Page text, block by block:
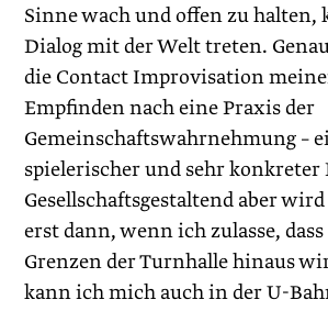
Sinne wach und offen zu halten,
Dialog mit der Welt treten.
die Contact Improvisation
Empfinden nach eine Praxis der
Gemeinschaftswahrnehmung –
spielerischer und sehr
Gesellschaftsgestaltend aber
erst dann, wenn ich zulasse,
Grenzen der Turnhalle hinaus
kann ich mich auch in der U-